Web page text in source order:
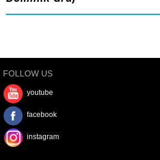
FOLLOW US
youtube
facebook
instagram